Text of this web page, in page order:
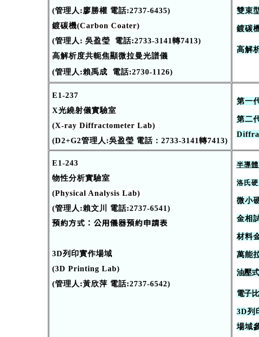
(管理人:廖勝權 電話:2737-6435)
鍍碳機(Carbon Coater)
(管理人: 吳盈瑩 電話:2733-3141轉7413)
高解析度共軛焦顯微拉曼光譜儀
(管理人:賴禹成 電話:2730-1126)
雙束
鍍碳
高解
E1-237
X光繞射儀實驗室
(X-ray Diffractometer Lab)
(D2+G2管理人:吳盈瑩 電話：2733-3141轉7413)
第一
第二
E1-243
物性分析實驗室
(Physical Analysis Lab)
(管理人:賴文川 電話:2737-6541)
預約方式： 公用儀器預約申請表
3D列印實作場域
(3D Printing Lab)
(管理人:黃欣萍 電話:2737-6542)
半導
洛氏
微小
金相
材料
萬能
油壓
電子
3D列
場域